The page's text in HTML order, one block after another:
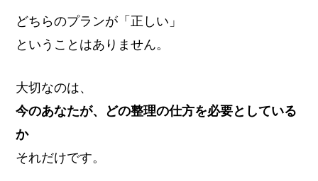
どちらのプランが「正しい」
ということはありません。
大切なのは、
今のあなたが、どの整理の仕方を必要としている
か
それだけです。